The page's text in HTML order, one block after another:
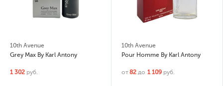
10th Avenue
Grey Max By Karl Antony
1 302 руб.
10th Avenue
Pour Homme By Karl Antony
от82 до 1 109 руб.